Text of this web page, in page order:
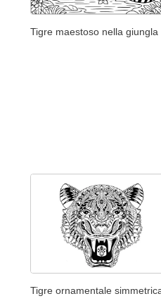
Tigre maestoso nella giungla
Tigre ornamentale